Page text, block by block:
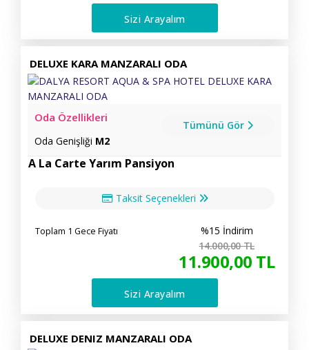
Sizi Arayalım
DELUXE KARA MANZARALI ODA
Oda Özellikleri
Oda Genişliği M2
Tümünü Gör
A La Carte Yarım Pansiyon
Taksit Seçenekleri
Toplam 1 Gece Fiyatı
%15 İndirim
14.000,00TL
11.900,00 TL
Sizi Arayalım
DELUXE DENIZ MANZARALI ODA